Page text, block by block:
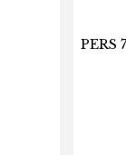
PERS 7